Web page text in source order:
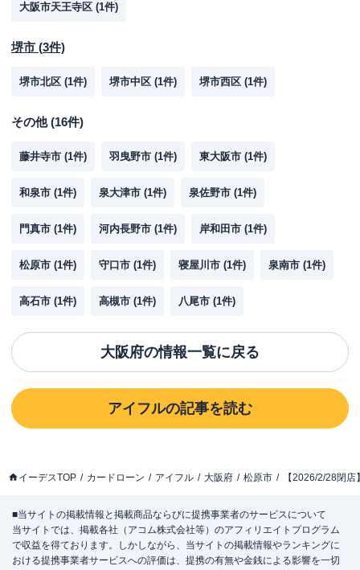
大阪市天王寺区 (1件)
堺市 (3件)
堺市北区 (1件) 堺市中区 (1件) 堺市西区 (1件)
その他(16件)
藤井寺市 (1件) 羽曳野市 (1件) 東大阪市 (1件)
和泉市 (1件) 泉大津市 (1件) 泉佐野市 (1件)
門真市 (1件) 河内長野市 (1件) 岸和田市 (1件)
松原市 (1件) 守口市 (1件) 寝屋川市 (1件) 泉南市 (1件)
高石市 (1件) 高槻市 (1件) 八尾市 (1件)
大阪府の情報一覧に戻る
アイフルの記事を読む
イーデスTOP カードローン アイフル 大阪府 松原市 【2026/2/28閉
■当サイトの掲載情報と掲載商品ならびに提携事業者のサービスについて
当サイトでは、掲載各社（アコム株式会社等）のアフィリエイトプログラム
で収益を得ております。しかしながら、当サイトの掲載情報やランキングに
おける提携事業者サービスへの評価は、提携の有無や金銭による影響を一切